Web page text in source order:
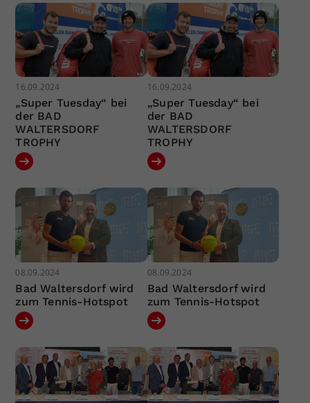
16.09.2024
„Super Tuesday“ bei
der BAD
WALTERSDORF
TROPHY
16.09.2024
„Super Tuesday“ bei
der BAD
WALTERSDORF
TROPHY
08.09.2024
Bad Waltersdorf wird
zum Tennis-Hotspot
08.09.2024
Bad Waltersdorf wird
zum Tennis-Hotspot